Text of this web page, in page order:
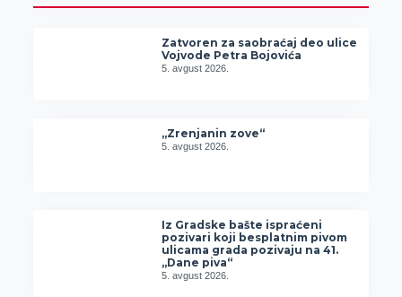
Zatvoren za saobraćaj deo ulice
Vojvode Petra Bojovića
5. avgust 2026.
„Zrenjanin zove“
5. avgust 2026.
Iz Gradske bašte ispraćeni
pozivari koji besplatnim pivom
ulicama grada pozivaju na 41.
„Dane piva“
5. avgust 2026.